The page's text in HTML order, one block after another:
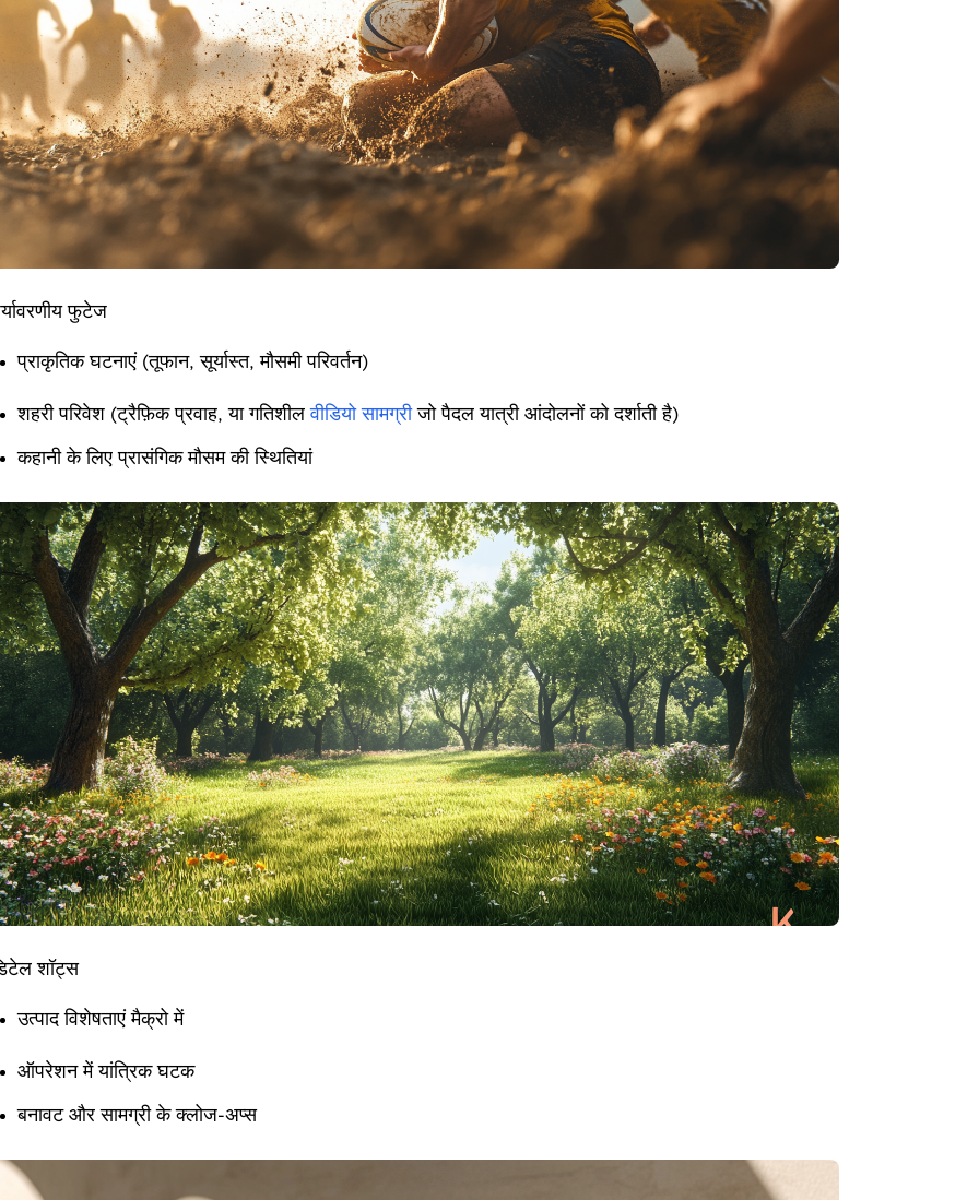
फुटेज
प्राकृतिक घटनाएं (तूफान, सूर्यास्त, मौसमी परिवर्तन)
शहरी परिवेश (ट्रैफ़िक प्रवाह, या गतिशीलवीडियो सामग्रीजो पैदल यात्री आंदोलनों को दर्शाती है)
कहानी के लिए प्रासंगिक मौसम की स्थितियां
शॉट्स
उत्पाद विशेषताएं मैक्रो में
ऑपरेशन में यांत्रिक घटक
बनावट और सामग्री के क्लोज-अप्स